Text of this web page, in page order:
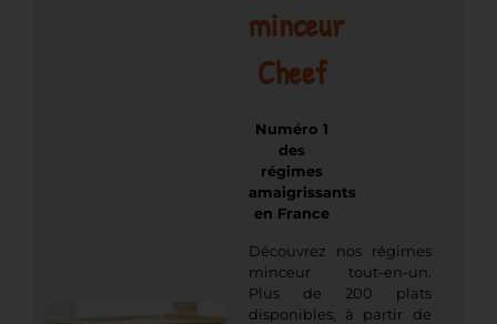
minceur
Cheef
Numéro 1
des
régimes
amaigrissants
en France
Découvrez nos régimes
minceur tout-en-un.
Plus de 200 plats
disponibles, à partir de